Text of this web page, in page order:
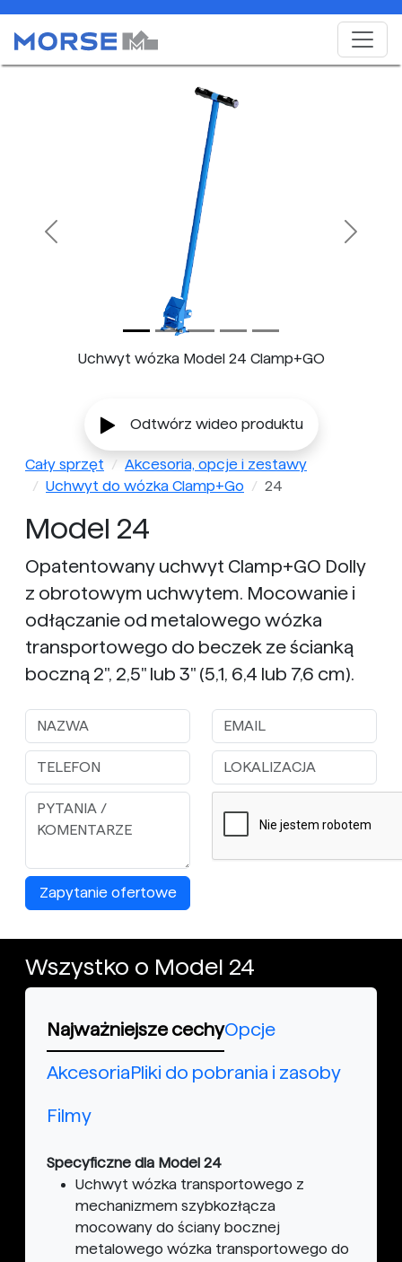
Uchwyt wózka Model 24 Clamp+GO
Previous Next
Odtwórz wideo produktu
Cały sprzęt
Akcesoria, opcje i zestawy
Uchwyt do wózka Clamp+Go
24
Model 24
Opatentowany uchwyt Clamp+GO Dolly
z obrotowym uchwytem. Mocowanie i
odłączanie od metalowego wózka
transportowego do beczek ze ścianką
boczną 2", 2,5" lub 3" (5,1, 6,4 lub 7,6 cm).
Zapytanie ofertowe
Wszystko o Model 24
Najważniejsze cechyOpcje
AkcesoriaPliki do pobrania i zasoby
Filmy
Specyficzne dla Model 24
Uchwyt wózka transportowego z
mechanizmem szybkozłącza
mocowany do ściany bocznej
metalowego wózka transportowego do